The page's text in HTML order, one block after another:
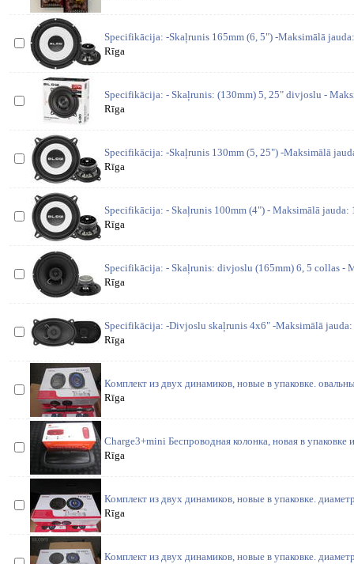
Specifikācija: -Skaļrunis 165mm (6, 5") -Maksimālā
Rīga
Specifikācija: - Skaļrunis: (130mm) 5, 25" divjoslu -
Rīga
Specifikācija: -Skaļrunis 130mm (5, 25") -Maksimālā
Rīga
Specifikācija: - Skaļrunis 100mm (4") - Maksimālā jauda:
Rīga
Specifikācija: - Skaļrunis: divjoslu (165mm) 6, 5 collas -
Rīga
Specifikācija: -Divjoslu skaļrunis 4x6" -Maksimālā jauda:
Rīga
Комплект из двух динамиков, новые в упаковке.
Rīga
Charge3+mini Беспроводная колонка, новая в упаковке
Rīga
Комплект из двух динамиков, новые в упаковке.
Rīga
Комплект из двух динамиков, новые в упаковке.